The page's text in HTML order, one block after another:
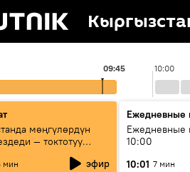
10:00
09:45
мөңгүлөрдүн
— токтотуу
мин эфир
Ежедневные
Ежедневные
10:00
10:01 7 мин